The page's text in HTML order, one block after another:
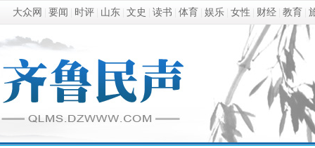
大众网 要闻 时评 山东 文史 读书 体育 娱乐 女性 财经 教育